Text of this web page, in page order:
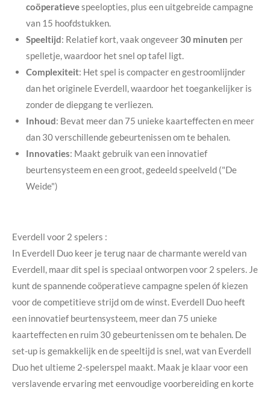
coöperatievespeelopties, plus een uitgebreide campagne
van 15 hoofdstukken.
Speeltijd: Relatief kort, vaak ongeveer 30 minuten per
spelletje, waardoor het snel op tafel ligt.
Complexiteit: Het spel is compacter en gestroomlijnder
dan het originele Everdell, waardoor het toegankelijker is
zonder de diepgang te verliezen.
Inhoud: Bevat meer dan 75 unieke kaarteffecten en meer
dan 30 verschillende gebeurtenissen om te behalen.
Innovaties: Maakt gebruik van een innovatief
beurtensysteem en een groot, gedeeld speelveld ("De
Weide")
Everdell voor 2 spelers :
In Everdell Duo keer je terug naar de charmante wereld van
Everdell, maar dit spel is speciaal ontworpen voor 2 spelers. Je
kunt de spannende coöperatieve campagne spelen óf kiezen
voor de competitieve strijd om de winst. Everdell Duo heeft
een innovatief beurtensysteem, meer dan 75 unieke
kaarteffecten en ruim 30 gebeurtenissen om te behalen. De
set-up is gemakkelijk en de speeltijd is snel, wat van Everdell
Duo het ultieme 2-spelerspel maakt. Maak je klaar voor een
verslavende ervaring met eenvoudige voorbereiding en korte